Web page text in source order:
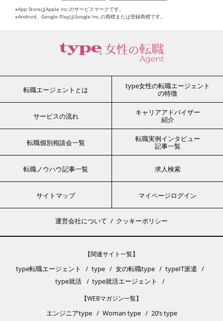
※App StoreはApple Inc.のサービスマークです。
※Android、Google PlayはGoogle Inc.の商標または登録商標です。
転職エージェントとは
type女性の転職エージェント
の特徴
サービスの流れ
キャリアアドバイザー
紹介
転職個別相談会一覧
転職実例インタビュー
記事一覧
転職ノウハウ記事一覧 求人検索
サイトマップ マイページログイン
運営会社について クッキーポリシー
【関連サイト一覧】
type転職エージェント type 女の転職type
typeIT派遣
type就活
type就活エージェント
【WEBマガジン一覧】
エンジニアtype Woman type 20’s type